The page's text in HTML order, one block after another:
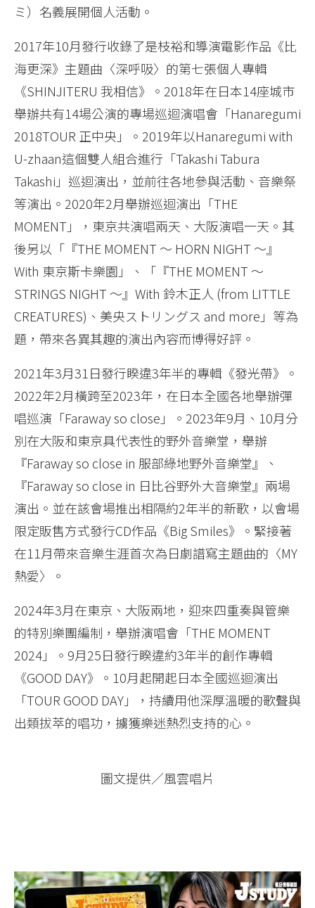
ミ）名義展開個人活動。
2017年10月發行收錄了是枝裕和導演電影作品《比
海更深》主題曲〈深呼吸〉的第七張個人專輯
《SHINJITERU 我相信》。2018年在日本14座城市
舉辦共有14場公演的專場巡迴演唱會「Hanaregumi
2018TOUR 正中央」。2019年以Hanaregumi with
U-zhaan這個雙人組合進行「Takashi Tabura
Takashi」巡迴演出，並前往各地參與活動、音樂祭
等演出。2020年2月舉辦巡迴演出「THE
MOMENT」，東京共演唱兩天、大阪演唱一天。其
後另以「『THE MOMENT ～ HORN NIGHT ～』
With 東京斯卡樂園」、「『THE MOMENT ～
STRINGS NIGHT ～』With 鈴木正人 (from LITTLE
CREATURES)、美央ストリングス and more」等為
題，帶來各異其趣的演出內容而博得好評。
2021年3月31日發行睽違3年半的專輯《發光帶》。
2022年2月橫跨至2023年，在日本全國各地舉辦彈
唱巡演「Faraway so close」。2023年9月、10月分
別在大阪和東京具代表性的野外音樂堂，舉辦
『Faraway so close in 服部綠地野外音樂堂』、
『Faraway so close in 日比谷野外大音樂堂』兩場
演出。並在該會場推出相隔約2年半的新歌，以會場
限定販售方式發行CD作品《Big Smiles》。緊接著
在11月帶來音樂生涯首次為日劇譜寫主題曲的〈MY
熱愛〉。
2024年3月在東京、大阪兩地，迎來四重奏與管樂
的特別樂團編制，舉辦演唱會「THE MOMENT
2024」。9月25日發行睽違約3年半的創作專輯
《GOOD DAY》。10月起開起日本全國巡迴演出
「TOUR GOOD DAY」，持續用他深厚溫暖的歌聲與
出類拔萃的唱功，擄獲樂迷熱烈支持的心。
圖文提供／風雲唱片